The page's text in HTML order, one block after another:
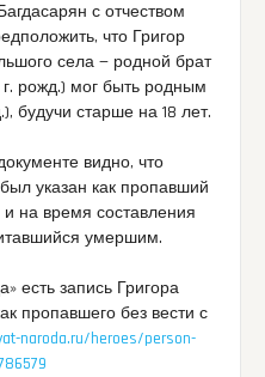
с отчеством
что Григор
села — родной брат
г. рожд.) мог быть родным
будучи старше на 18 лет.
видно, что
указан как пропавший
и на время составления
умершим.
есть запись Григора
пропавшего без вести с
naroda.ru/heroes/person-